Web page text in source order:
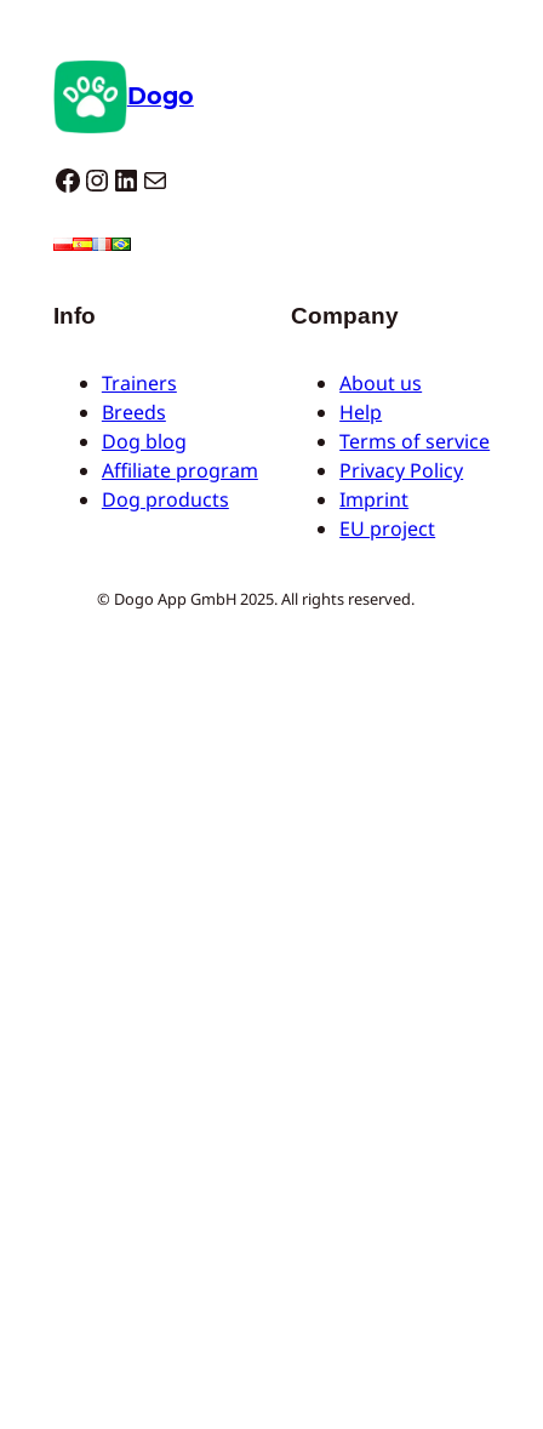
Dogo
Dogo facebook InstagramLinkedIn E-Mail
Info
Trainers
Breeds
Dog blog
Affiliate program
Dog products
Company
About us
Help
Terms of service
Privacy Policy
Imprint
EU project
© Dogo App GmbH 2025. All rights reserved.